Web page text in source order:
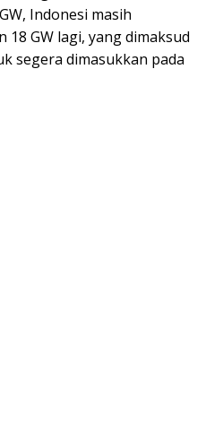
Indonesi masih
GW lagi, yang dimaksud
segera dimasukkan pada